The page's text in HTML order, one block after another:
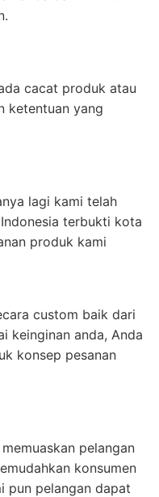
cacat produk atau
ketentuan yang
lagi kami telah
terbukti kota
produk kami
custom baik dari
keinginan anda, Anda
konsep pesanan
pelangan
konsumen
pun pelangan dapat